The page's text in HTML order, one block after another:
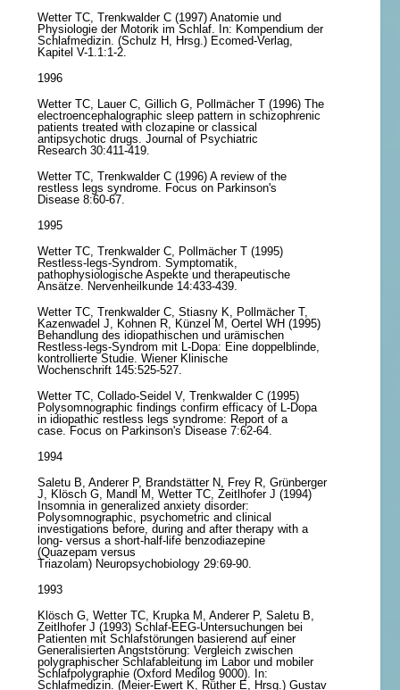
Wetter TC, Trenkwalder C (1997) Anatomie und
Physiologie der Motorik im Schlaf. In: Kompendium der
Schlafmedizin. (Schulz H, Hrsg.) Ecomed-Verlag,
Kapitel V-1.1:1-2.
1996
Wetter TC, Lauer C, Gillich G, Pollmächer T (1996) The
electroencephalographic sleep pattern in schizophrenic
patients treated with clozapine or classical
antipsychotic drugs. Journal of Psychiatric
Research 30:411-419.
Wetter TC, Trenkwalder C (1996) A review of the
restless legs syndrome. Focus on Parkinson's
Disease 8:60-67.
1995
Wetter TC, Trenkwalder C, Pollmächer T (1995)
Restless-legs-Syndrom. Symptomatik,
pathophysiologische Aspekte und therapeutische
Ansätze. Nervenheilkunde 14:433-439.
Wetter TC, Trenkwalder C, Stiasny K, Pollmächer T,
Kazenwadel J, Kohnen R, Künzel M, Oertel WH (1995)
Behandlung des idiopathischen und urämischen
Restless-legs-Syndrom mit L-Dopa: Eine doppelblinde,
kontrollierte Studie. Wiener Klinische
Wochenschrift 145:525-527.
Wetter TC, Collado-Seidel V, Trenkwalder C (1995)
Polysomnographic findings confirm efficacy of L-Dopa
in idiopathic restless legs syndrome: Report of a
case. Focus on Parkinson's Disease 7:62-64.
1994
Saletu B, Anderer P, Brandstätter N, Frey R, Grünberger
J, Klösch G, Mandl M, Wetter TC, Zeitlhofer J (1994)
Insomnia in generalized anxiety disorder:
Polysomnographic, psychometric and clinical
investigations before, during and after therapy with a
long- versus a short-half-life benzodiazepine
(Quazepam versus
Triazolam) Neuropsychobiology 29:69-90.
1993
Klösch G, Wetter TC, Krupka M, Anderer P, Saletu B,
Zeitlhofer J (1993) Schlaf-EEG-Untersuchungen bei
Patienten mit Schlafstörungen basierend auf einer
Generalisierten Angststörung: Vergleich zwischen
polygraphischer Schlafableitung im Labor und mobiler
Schlafpolygraphie (Oxford Medilog 9000). In:
Schlafmedizin. (Meier-Ewert K, Rüther E, Hrsg.) Gustav